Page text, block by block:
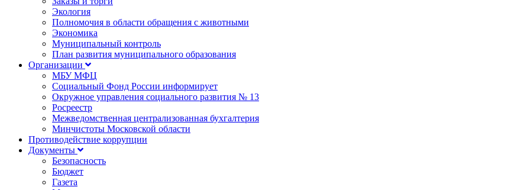
Экология
Полномочия в области обращения с животными
Экономика
Муниципальный контроль
План развития муниципального образования
Организации
МБУ МФЦ
Социальный Фонд России информирует
Окружное управления социального развития № 13
Росреестр
Межведомственная централизованная бухгалтерия
Минчистоты Московской области
Противодействие коррупции
Документы
Безопасность
Бюджет
Газета